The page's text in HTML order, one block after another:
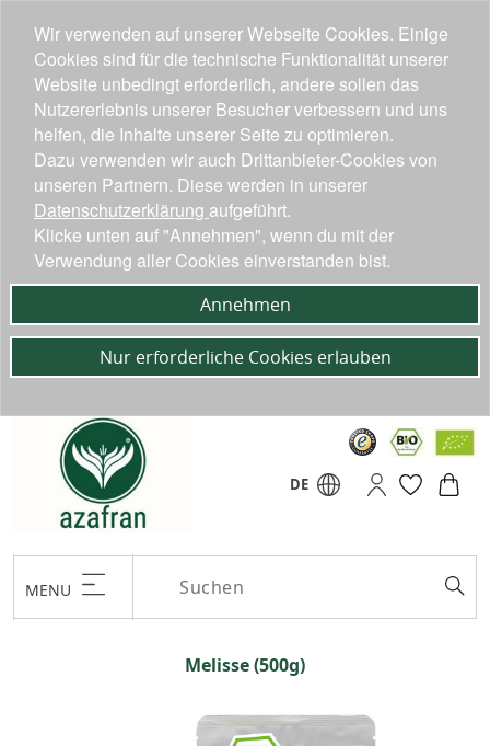
DE
MENU
Melisse (500g)
Wir verwenden auf unserer Webseite Cookies. Einige
Cookies sind für die technische Funktionalität unserer
Website unbedingt erforderlich, andere sollen das
Nutzererlebnis unserer Besucher verbessern und uns
helfen, die Inhalte unserer Seite zu optimieren.
Dazu verwenden wir auch Drittanbieter-Cookies von
unseren Partnern. Diese werden in unserer
Datenschutzerklärung aufgeführt.
Klicke unten auf "Annehmen", wenn du mit der
Verwendung aller Cookies einverstanden bist.
Annehmen
Nur erforderliche Cookies erlauben